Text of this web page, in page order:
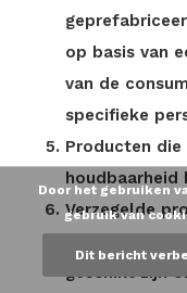
op basis van
van de
specifieke
Producten
houdbaarheid
Verzegelde
geschikt zijn
Door het gebruiken
gebruik van
Dit bericht